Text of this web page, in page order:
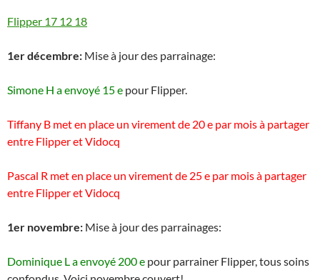
Flipper 17 12 18
1er décembre: Mise à jour des parrainage:
Simone H a envoyé 15 e pour Flipper.
Tiffany B met en place un virement de 20 e par mois à partager
entre Flipper et Vidocq
Pascal R met en place un virement de 25 e par mois à partager
entre Flipper et Vidocq
1er novembre: Mise à jour des parrainages:
Dominique L a envoyé 200 e pour parrainer Flipper, tous soins